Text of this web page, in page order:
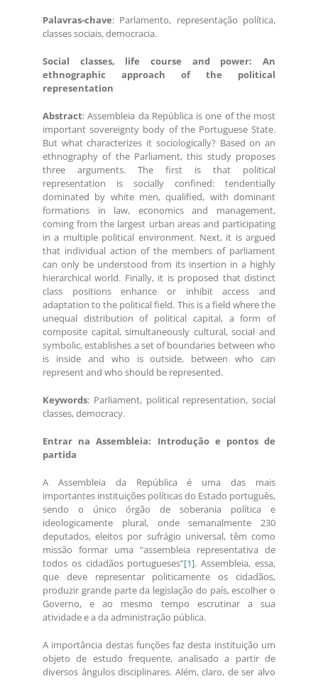
Palavras-chave: Parlamento, representação política,
classes sociais, democracia.
Social classes, life course and power: An
ethnographic approach of the political
representation
Abstract: Assembleia da República is one of the most
important sovereignty body of the Portuguese State.
But what characterizes it sociologically? Based on an
ethnography of the Parliament, this study proposes
three arguments. The first is that political
representation is socially confined: tendentially
dominated by white men, qualified, with dominant
formations in law, economics and management,
coming from the largest urban areas and participating
in a multiple political environment. Next, it is argued
that individual action of the members of parliament
can only be understood from its insertion in a highly
hierarchical world. Finally, it is proposed that distinct
class positions enhance or inhibit access and
adaptation to the political field. This is a field where the
unequal distribution of political capital, a form of
composite capital, simultaneously cultural, social and
symbolic, establishes a set of boundaries between who
is inside and who is outside, between who can
represent and who should be represented.
Keywords: Parliament, political representation, social
classes, democracy.
Entrar na Assembleia: Introdução e pontos de
partida
A Assembleia da República é uma das mais
importantes instituições políticas do Estado português,
sendo o único órgão de soberania política e
ideologicamente plural, onde semanalmente 230
deputados, eleitos por sufrágio universal, têm como
missão formar uma “assembleia representativa de
todos os cidadãos portugueses”[1]. Assembleia, essa,
que deve representar politicamente os cidadãos,
produzir grande parte da legislação do país, escolher o
Governo, e ao mesmo tempo escrutinar a sua
atividade e a da administração pública.
A importância destas funções faz desta instituição um
objeto de estudo frequente, analisado a partir de
diversos ângulos disciplinares. Além, claro, de ser alvo